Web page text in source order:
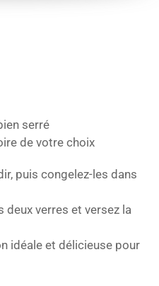
serré
de votre choix
puis congelez-les dans
verres et versez la
idéale et délicieuse pour